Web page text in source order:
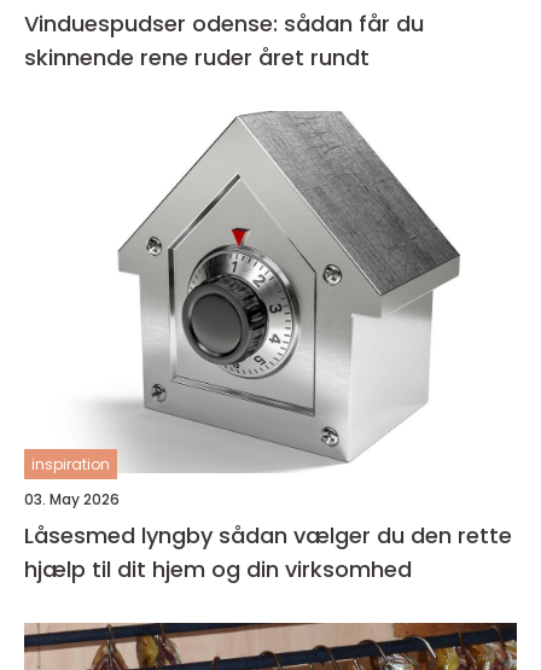
Vinduespudser odense: sådan får du
skinnende rene ruder året rundt
inspiration
03. May 2026
Låsesmed lyngby sådan vælger du den rette
hjælp til dit hjem og din virksomhed